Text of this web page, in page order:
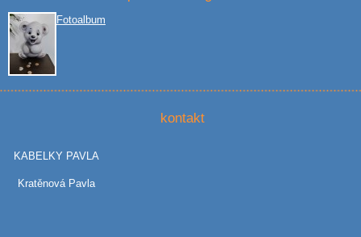
Fotoalbum
kontakt
KABELKY PAVLA
Kratěnová Pavla